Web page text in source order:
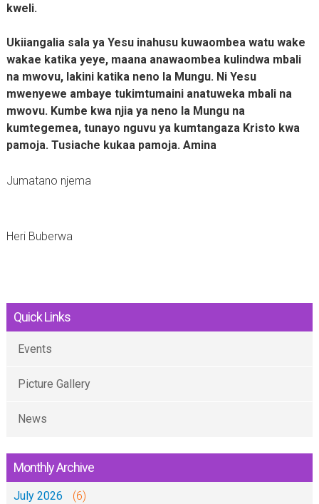
kweli.
Ukiiangalia sala ya Yesu inahusu kuwaombea watu wake
wakae katika yeye, maana anawaombea kulindwa mbali
na mwovu, lakini katika neno la Mungu. Ni Yesu
mwenyewe ambaye tukimtumaini anatuweka mbali na
mwovu. Kumbe kwa njia ya neno la Mungu na
kumtegemea, tunayo nguvu ya kumtangaza Kristo kwa
pamoja. Tusiache kukaa pamoja. Amina
Jumatano njema
Heri Buberwa
Quick Links
Events
Picture Gallery
News
Monthly Archive
July 2026 (6)